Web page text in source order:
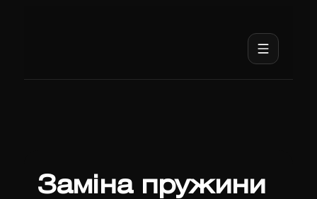
Заміна пружини